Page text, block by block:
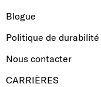
Blogue
Politique de durabilité
Nous contacter
CARRIÈRES